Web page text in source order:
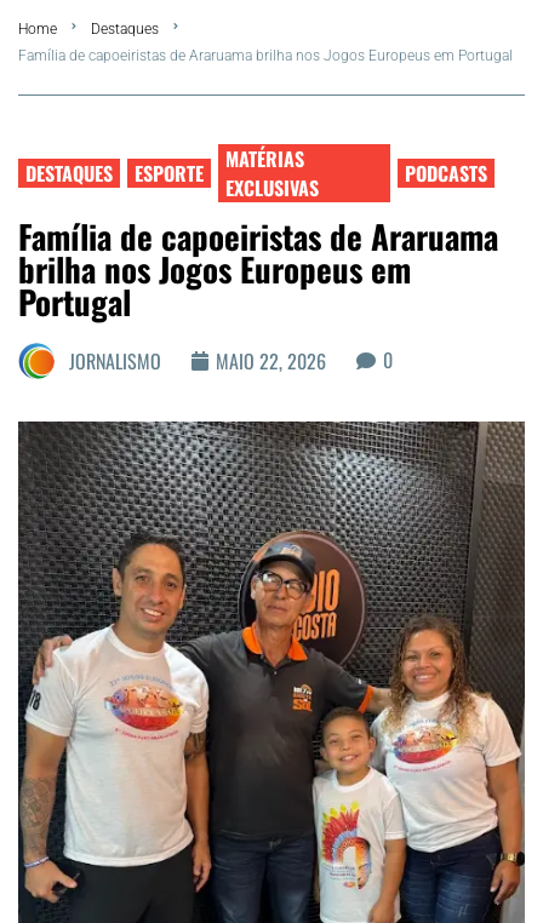
FLA Araru 2026
Região dos Lagos
Agenda Cultural
Colunistas
Matérias Exclusivas
Home
Destaques
Família de capoeiristas de Araruama brilha nos Jogos Europeus em Portugal
DESTAQUES ESPORTE
MATÉRIAS
EXCLUSIVAS
PODCASTS
Família de capoeiristas de Araruama
brilha nos Jogos Europeus em
Portugal
JORNALISMO MAIO 22, 2026 0